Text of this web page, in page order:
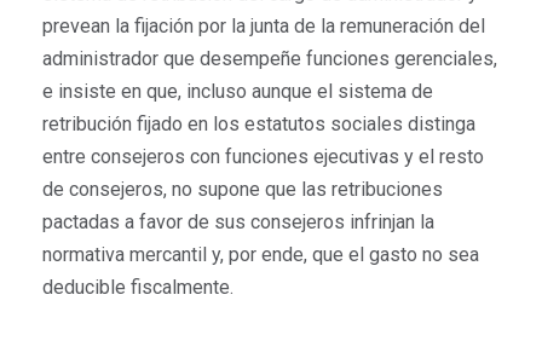
prevean la fijación por la junta de la remuneración del
administrador que desempeñe funciones gerenciales,
e insiste en que, incluso aunque el sistema de
retribución fijado en los estatutos sociales distinga
entre consejeros con funciones ejecutivas y el resto
de consejeros, no supone que las retribuciones
pactadas a favor de sus consejeros infrinjan la
normativa mercantil y, por ende, que el gasto no sea
deducible fiscalmente.